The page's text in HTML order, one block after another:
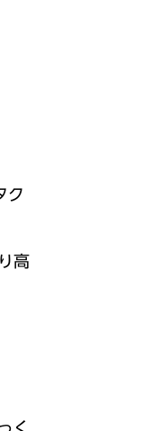
ク
高
く